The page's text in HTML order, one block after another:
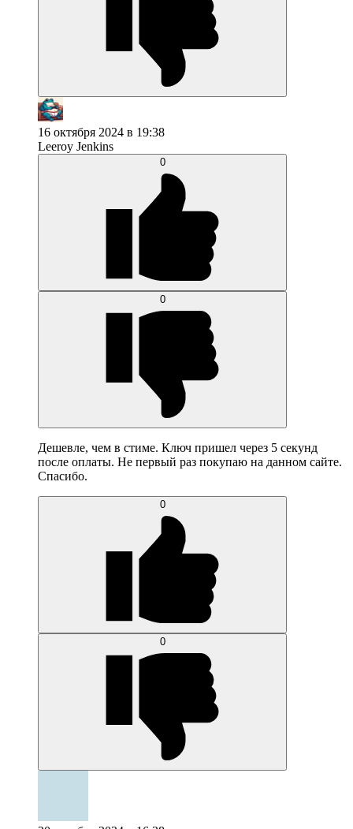
16 октября 2024 в 19:38
Leeroy Jenkins
0
0
Дешевле, чем в стиме. Ключ пришел через 5 секунд
после оплаты. Не первый раз покупаю на данном сайте.
Спасибо.
0
0